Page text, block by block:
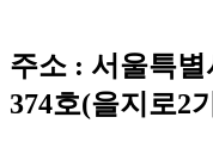
주소 : 서울특
374호(을지로2